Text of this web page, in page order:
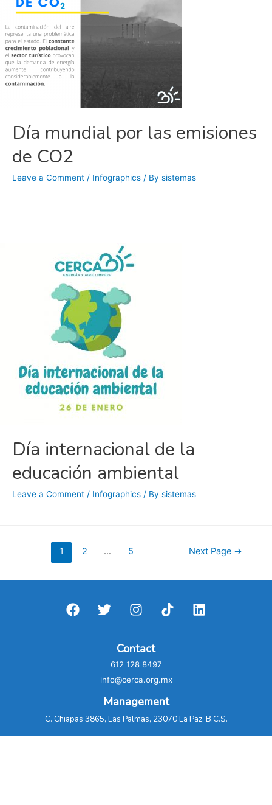
Día mundial por las emisiones
de CO2
Leave a Comment / Infographics / By sistemas
Día internacional de la
educación ambiental
Leave a Comment / Infographics / By sistemas
pagination
1 2 … 5 Next Page →
Contact
612 128 8497
info@cerca.org.mx
Management
C. Chiapas 3865, Las Palmas, 23070 La Paz, B.C.S.